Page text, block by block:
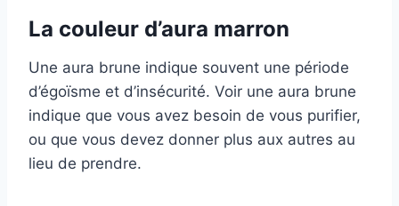
La couleur d’aura marron
Une aura brune indique souvent une période
d’égoïsme et d’insécurité. Voir une aura brune
indique que vous avez besoin de vous purifier,
ou que vous devez donner plus aux autres au
lieu de prendre.